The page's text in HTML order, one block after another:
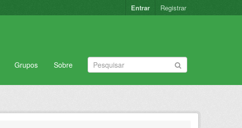
Entrar Registrar
Grupos Sobre